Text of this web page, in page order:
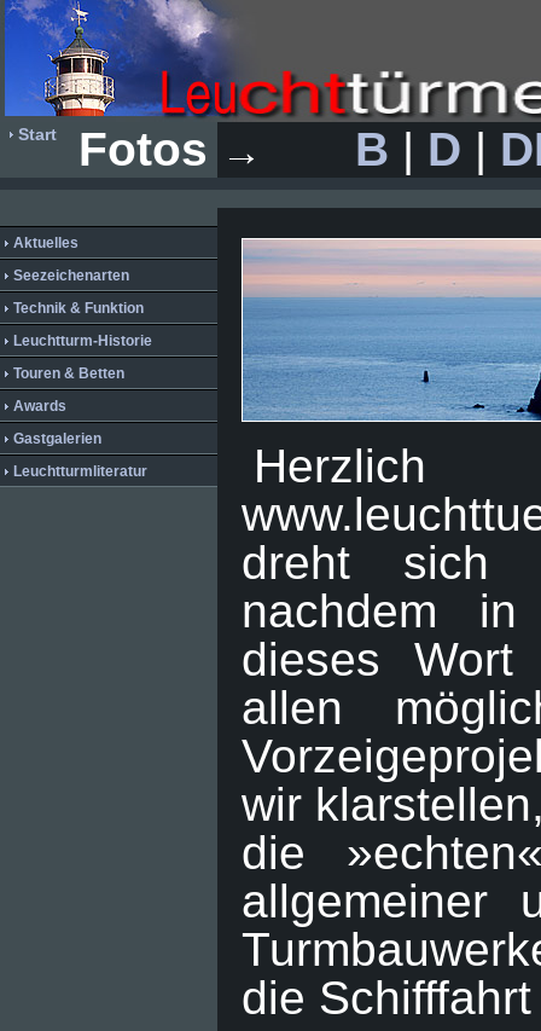
Start Fotos → B | D |
Aktuelles
Seezeichenarten
Technik & Funktion
Leuchtturm-Historie
Touren & Betten
Awards
Gastgalerien
Leuchtturmliteratur
dreht sich
nachdem
dieses Wort
allen
wir
die
allgemeiner
die